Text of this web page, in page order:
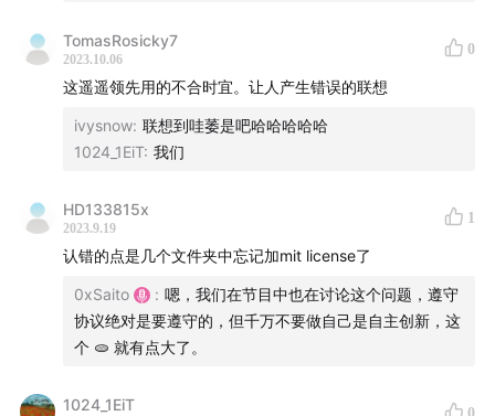
我们的 Discord 社区：
用爱发电不容易，请我们喝咖啡☕️：afdian.net
硬地笔记
00:00:04中国开源社区和自主创新
00:04:34开源和商业的结合
00:09:28开源项目K8S和软件自主可控的讨论
TomasRosicky7
2023.10.06
0
这遥遥领先用的不合时宜。让人产生错误的联想
ivysnow: 联想到哇萎是吧哈哈哈哈哈
1024_1EiT: 我们
HD133815x
2023.9.19
1
认错的点是几个文件夹中忘记加mit license了
0xSaito : 嗯，我们在节目中也在讨论这个问题，遵守
协议绝对是要遵守的，但千万不要做自己是自主创新，这
个 🫓 就有点大了。
1024_1EiT 0